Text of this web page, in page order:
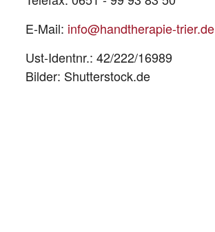
E-Mail: info@handtherapie-trier.de
Ust-Identnr.: 42/222/16989
Bilder: Shutterstock.de